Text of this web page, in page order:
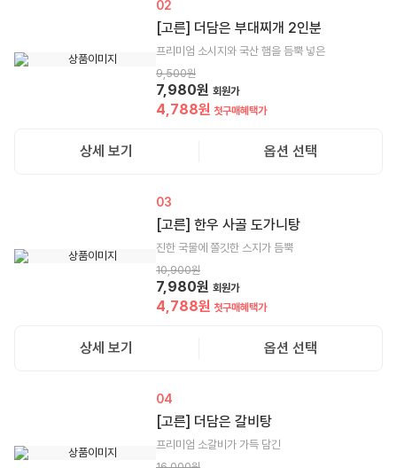
02
[고른] 더담은 부대찌개 2인분
프리미엄 소시지와 국산 햄을 듬뿍 넣은
9,500원
7,980원 회원가
4,788원 첫구매혜택가
상세 보기 옵션 선택
03
[고른] 한우 사골 도가니탕
진한 국물에 쫄깃한 스지가 듬뿍
10,900원
7,980원 회원가
4,788원 첫구매혜택가
상세 보기 옵션 선택
04
[고른] 더담은 갈비탕
프리미엄 소갈비가 가득 담긴